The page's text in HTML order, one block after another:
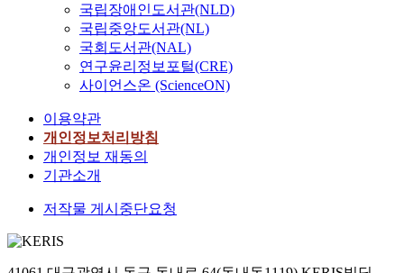
국립장애인도서관(NLD)
국립중앙도서관(NL)
국회도서관(NAL)
연구윤리정보포털(CRE)
사이언스온 (ScienceON)
이용약관
개인정보처리방침
개인정보 재동의
기관소개
저작물 게시중단요청